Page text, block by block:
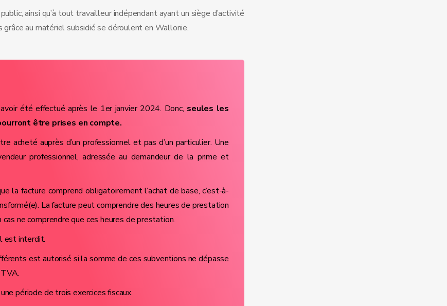
ainsi qu’à tout travailleur indépendant ayant un siège d’activité
au matériel subsidié se déroulent en Wallonie.
été effectué après le 1er janvier 2024. Donc, seules les
être prises en compte.
acheté auprès d’un professionnel et pas d’un particulier. Une
professionnel, adressée au demandeur de la prime et
la facture comprend obligatoirement l’achat de base, c’est-à-
La facture peut comprendre des heures de prestation
ne comprendre que ces heures de prestation.
est interdit.
est autorisé si la somme de ces subventions ne dépasse
période de trois exercices fiscaux.